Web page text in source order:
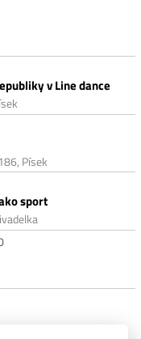
v Line dance
Písek
sport